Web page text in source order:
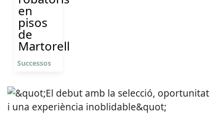
en
pisos
de
Martorell
Successos